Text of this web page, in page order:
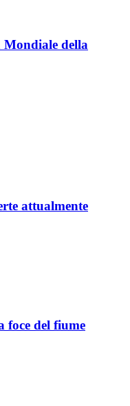
Mondiale della
attualmente
foce del fiume